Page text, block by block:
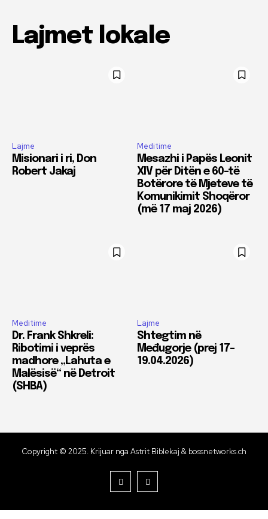
Lajmet lokale
Lajme
Misionari i ri, Don
Robert Jakaj
Meditime
Mesazhi i Papës Leonit
XIV për Ditën e 60-të
Botërore të Mjeteve të
Komunikimit Shoqëror
(më 17 maj 2026)
Meditime
Dr. Frank Shkreli:
Ribotimi i veprës
madhore „Lahuta e
Malësisë“ në Detroit
(SHBA)
Lajme
Shtegtim në
Međugorje (prej 17-
19.04.2026)
Copyright © 2025. Krijuar nga Astrit Biblekaj & bossnetworks.ch